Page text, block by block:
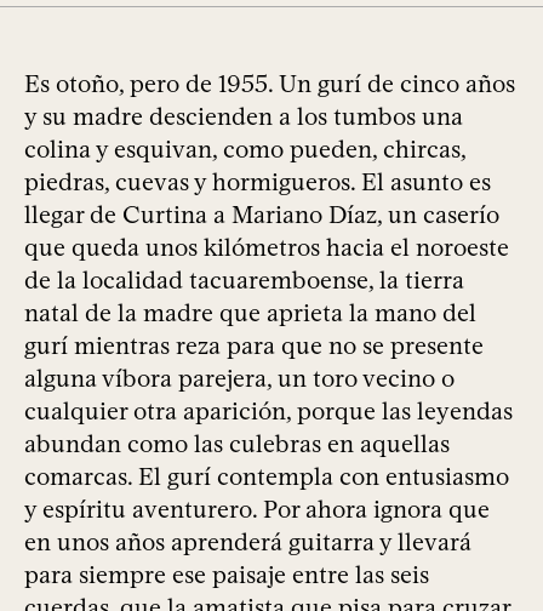
Es otoño, pero de 1955. Un gurí de cinco años
y su madre descienden a los tumbos una
colina y esquivan, como pueden, chircas,
piedras, cuevas y hormigueros. El asunto es
llegar de Curtina a Mariano Díaz, un caserío
que queda unos kilómetros hacia el noroeste
de la localidad tacuaremboense, la tierra
natal de la madre que aprieta la mano del
gurí mientras reza para que no se presente
alguna víbora parejera, un toro vecino o
cualquier otra aparición, porque las leyendas
abundan como las culebras en aquellas
comarcas. El gurí contempla con entusiasmo
y espíritu aventurero. Por ahora ignora que
en unos años aprenderá guitarra y llevará
para siempre ese paisaje entre las seis